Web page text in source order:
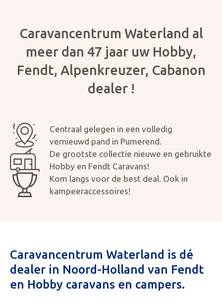
Caravancentrum Waterland al
meer dan 47 jaar uw Hobby,
Fendt, Alpenkreuzer, Cabanon
dealer !
Centraal gelegen in een volledig
vernieuwd pand in Pumerend.
De grootste collectie nieuwe en gebruikte
Hobby en Fendt Caravans!
Kom langs voor de best deal. Ook in
kampeeraccessoires!
Caravancentrum Waterland is dé
dealer in Noord-Holland van Fendt
en Hobby caravans en campers.